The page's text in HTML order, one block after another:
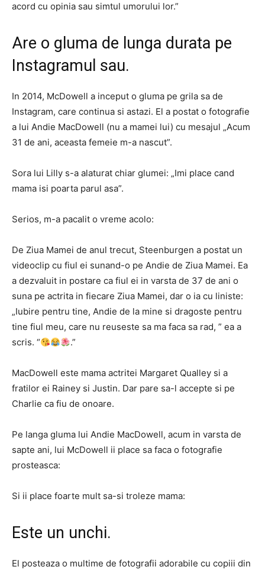
acord cu opinia sau simtul umorului lor.”
Are o gluma de lunga durata pe
Instagramul sau.
In 2014, McDowell a inceput o gluma pe grila sa de
Instagram, care continua si astazi. El a postat o fotografie
a lui Andie MacDowell (nu a mamei lui) cu mesajul „Acum
31 de ani, aceasta femeie m-a nascut”.
Sora lui Lilly s-a alaturat chiar glumei: „Imi place cand
mama isi poarta parul asa”.
Serios, m-a pacalit o vreme acolo:
De Ziua Mamei de anul trecut, Steenburgen a postat un
videoclip cu fiul ei sunand-o pe Andie de Ziua Mamei. Ea
a dezvaluit in postare ca fiul ei in varsta de 37 de ani o
suna pe actrita in fiecare Ziua Mamei, dar o ia cu liniste:
„Iubire pentru tine, Andie de la mine si dragoste pentru
tine fiul meu, care nu reuseste sa ma faca sa rad, ” ea a
scris. “
.”
MacDowell este mama actritei Margaret Qualley si a
fratilor ei Rainey si Justin. Dar pare sa-l accepte si pe
Charlie ca fiu de onoare.
Pe langa gluma lui Andie MacDowell, acum in varsta de
sapte ani, lui McDowell ii place sa faca o fotografie
prosteasca:
Si ii place foarte mult sa-si troleze mama:
Este un unchi.
El posteaza o multime de fotografii adorabile cu copiii din